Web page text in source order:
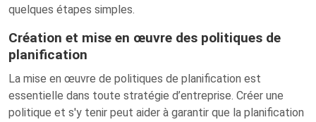
quelques étapes simples.
Création et mise en œuvre des politiques de
planification
La mise en œuvre de politiques de planification est
essentielle dans toute stratégie d’entreprise. Créer une
politique et s'y tenir peut aider à garantir que la planification